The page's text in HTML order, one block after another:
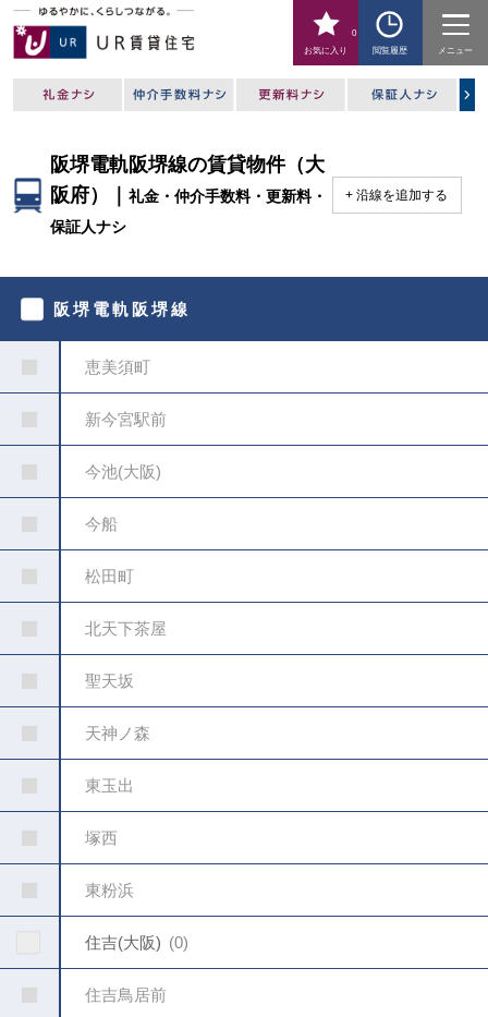
お気に入り
0
閲覧履歴
メニュー
阪堺電軌阪堺線の賃貸物件（大
阪府）｜礼金・仲介手数料・更新料・
保証人ナシ
沿線を追加する
く
阪堺電軌阪堺線
恵美須町
新今宮駅前
今池(大阪)
今船
松田町
北天下茶屋
聖天坂
天神ノ森
東玉出
塚西
東粉浜
住吉(大阪) 0
住吉鳥居前